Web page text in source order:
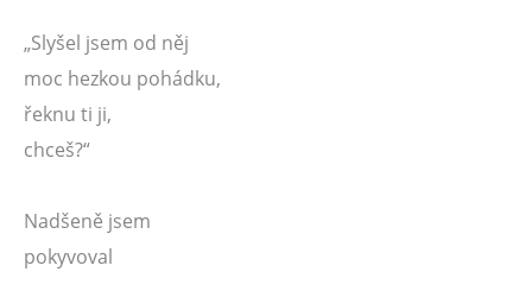
„Slyšel jsem od něj
moc hezkou pohádku,
řeknu ti ji,
chceš?“
Nadšeně jsem
pokyvoval